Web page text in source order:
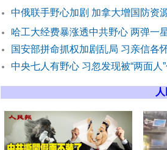
中俄联手野心加剧 加拿大增国防资
哈工大经费暴涨透中共野心 两弹一
国安部拼命抓权加剧乱局 习亲信各
中央七人有野心 习忽发现被“两面人”